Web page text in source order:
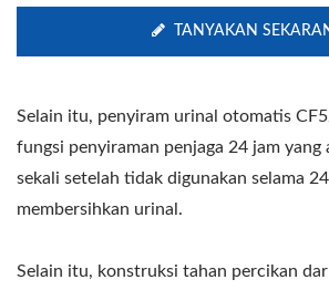
TANYAKAN
Selain itu, penyiram urinal otomatis
fungsi penyiraman penjaga 24 jam yang
sekali setelah tidak digunakan selama
membersihkan urinal.
Selain itu, konstruksi tahan percikan